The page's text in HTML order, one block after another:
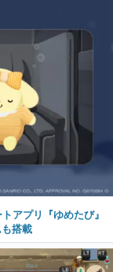
アプリ『ゆめたび』
搭載